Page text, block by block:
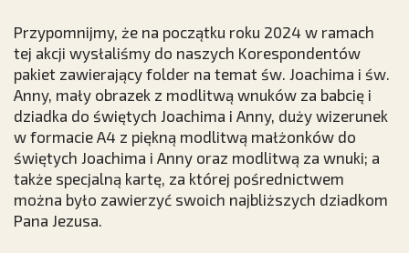
Przypomnijmy, że na początku roku 2024 w ramach
tej akcji wysłaliśmy do naszych Korespondentów
pakiet zawierający folder na temat św. Joachima i św.
Anny, mały obrazek z modlitwą wnuków za babcię i
dziadka do świętych Joachima i Anny, duży wizerunek
w formacie A4 z piękną modlitwą małżonków do
świętych Joachima i Anny oraz modlitwą za wnuki; a
także specjalną kartę, za której pośrednictwem
można było zawierzyć swoich najbliższych dziadkom
Pana Jezusa.